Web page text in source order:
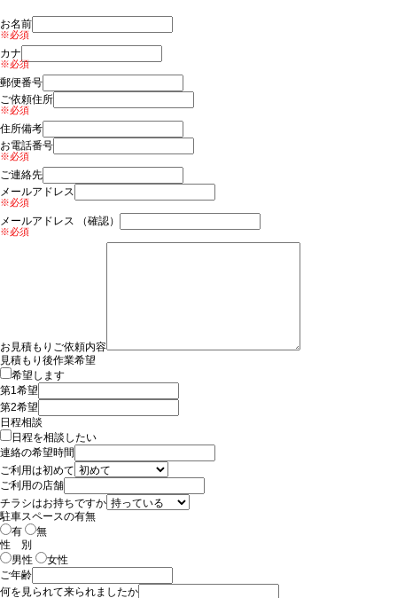
お名前
※必須
カナ
※必須
郵便番号
ご依頼住所
※必須
住所備考
お電話番号
※必須
ご連絡先
メールアドレス
※必須
メールアドレス （確認）
※必須
お見積もりご依頼内容
見積もり後作業希望
希望します
第1希望
第2希望
日程相談
日程を相談したい
連絡の希望時間
ご利用は初めて
ご利用の店舗
チラシはお持ちですか
駐車スペースの有無
有
無
性 別
男性
女性
ご年齢
何を見られて来られましたか